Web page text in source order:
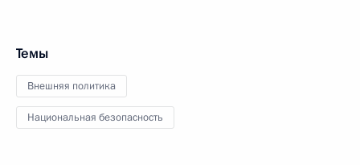
Темы
Внешняя политика
Национальная безопасность